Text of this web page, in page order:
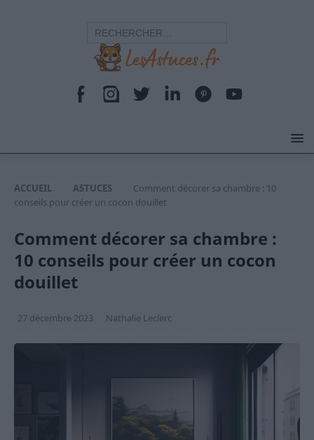
ACCUEIL ASTUCES
Comment décorer sa chambre : 10
conseils pour créer un cocon douillet
Comment décorer sa chambre :
10 conseils pour créer un cocon
douillet
27 décembre 2023 Nathalie Leclerc